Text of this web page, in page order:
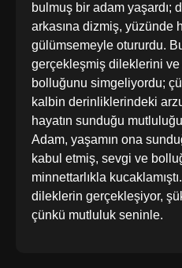
bulmuş bir adam yaşardı;
arkasına dizmiş, yüzünde
gülümsemeyle otururdu.
gerçekleşmiş dileklerini ve
bolluğunu simgeliyordu;
kalbin derinliklerindeki
hayatın sunduğu
Adam, yaşamın ona
kabul etmiş, sevgi ve
minnettarlıkla
dileklerin gerçekleşiyor,
çünkü mutluluk seninle.